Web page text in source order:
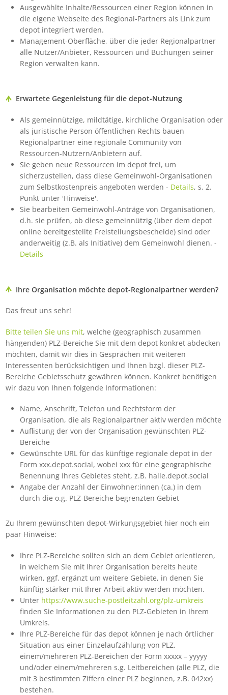
Ausgewählte Inhalte/Ressourcen einer Region können in
die eigene Webseite des Regional-Partners als Link zum
depot integriert werden.
Management-Oberfläche, über die jeder Regionalpartner
alle Nutzer/Anbieter, Ressourcen und Buchungen seiner
Region verwalten kann.
Erwartete Gegenleistung für die depot-Nutzung
Als gemeinnützige, mildtätige, kirchliche Organisation oder
als juristische Person öffentlichen Rechts bauen
Regionalpartner eine regionale Community von
Ressourcen-Nutzern/Anbietern auf.
Sie geben neue Ressourcen im depot frei, um
sicherzustellen, dass diese Gemeinwohl-Organisationen
zum Selbstkostenpreis angeboten werden - Details, s. 2.
Punkt unter 'Hinweise'.
Sie bearbeiten Gemeinwohl-Anträge von Organisationen,
d.h. sie prüfen, ob diese gemeinnützig (über dem depot
online bereitgestellte Freistellungsbescheide) sind oder
anderweitig (z.B. als Initiative) dem Gemeinwohl dienen. -
Details
Ihre Organisation möchte depot-Regionalpartner werden?
Das freut uns sehr!
Bitte teilen Sie uns mit, welche (geographisch zusammen
hängenden) PLZ-Bereiche Sie mit dem depot konkret abdecken
möchten, damit wir dies in Gesprächen mit weiteren
Interessenten berücksichtigen und Ihnen bzgl. dieser PLZ-
Bereiche Gebietsschutz gewähren können. Konkret benötigen
wir dazu von Ihnen folgende Informationen:
Name, Anschrift, Telefon und Rechtsform der
Organisation, die als Regionalpartner aktiv werden möchte
Auflistung der von der Organisation gewünschten PLZ-
Bereiche
Gewünschte URL für das künftige regionale depot in der
Form xxx.depot.social, wobei xxx für eine geographische
Benennung Ihres Gebietes steht, z.B. halle.depot.social
Angabe der Anzahl der Einwohner:innen (ca.) in dem
durch die o.g. PLZ-Bereiche begrenzten Gebiet
Zu Ihrem gewünschten depot-Wirkungsgebiet hier noch ein
paar Hinweise:
Ihre PLZ-Bereiche sollten sich an dem Gebiet orientieren,
in welchem Sie mit Ihrer Organisation bereits heute
wirken, ggf. ergänzt um weitere Gebiete, in denen Sie
künftig stärker mit Ihrer Arbeit aktiv werden möchten.
Unter https://www.suche-postleitzahl.org/plz-umkreis
finden Sie Informationen zu den PLZ-Gebieten in Ihrem
Umkreis.
Ihre PLZ-Bereiche für das depot können je nach örtlicher
Situation aus einer Einzelaufzählung von PLZ,
einem/mehreren PLZ-Bereichen der Form xxxxx – yyyyy
und/oder einem/mehreren s.g. Leitbereichen (alle PLZ, die
mit 3 bestimmten Ziffern einer PLZ beginnen, z.B. 042xx)
bestehen.